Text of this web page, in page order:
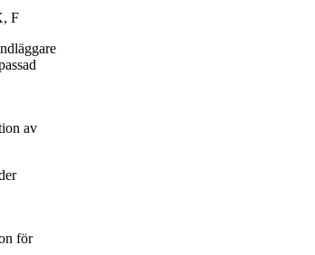
F
av
för